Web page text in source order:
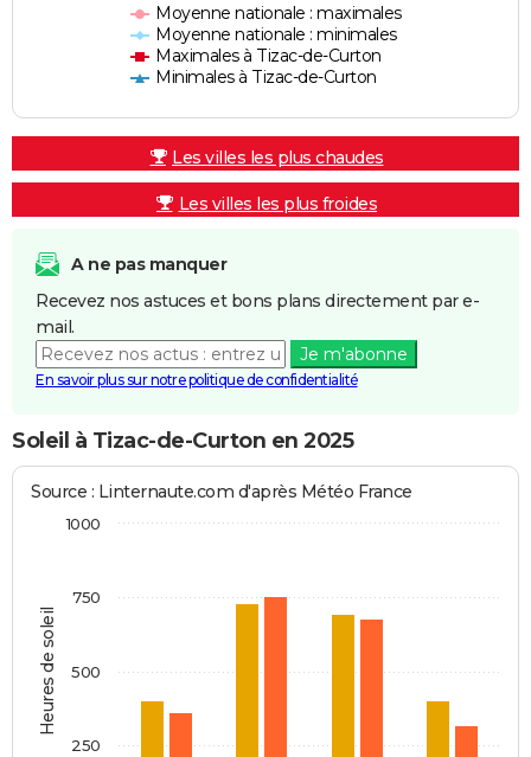
Moyenne nationale : maximales
Moyenne nationale : minimales
Maximales à Tizac-de-Curton
Minimales à Tizac-de-Curton
Les villes les plus chaudes
Les villes les plus froides
A ne pas manquer
Recevez nos astuces et bons plans directement par e-
mail.
Je m'abonne
En savoir plus sur notre politique de confidentialité
Soleil à Tizac-de-Curton en 2025
Heures de soleil
Source : Linternaute.com d'après Météo France
250
500
750
1000